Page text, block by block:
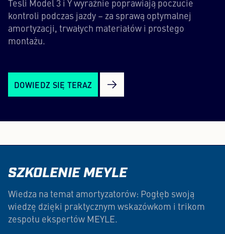
Tesli Model 3 i Y wyraźnie poprawiają poczucie
kontroli podczas jazdy – za sprawą optymalnej
amortyzacji, trwałych materiałów i prostego
montażu.
DOWIEDZ SIĘ TERAZ
SZKOLENIE MEYLE
Wiedza na temat amortyzatorów: Pogłęb swoją
wiedzę dzięki praktycznym wskazówkom i trikom
zespołu ekspertów MEYLE.